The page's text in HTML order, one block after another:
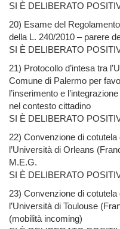
SI È DELIBERATO
20) Esame del
della L. 240/2010 – parere
SI È DELIBERATO
21) Protocollo d’intesa tra
Comune di Palermo per
l’inserimento e
nel contesto cittadino
SI È DELIBERATO
22) Convenzione di
l’Università di Orleans
M.E.G.
SI È DELIBERATO
23) Convenzione di
l’Università di Toulouse
(mobilità incoming)